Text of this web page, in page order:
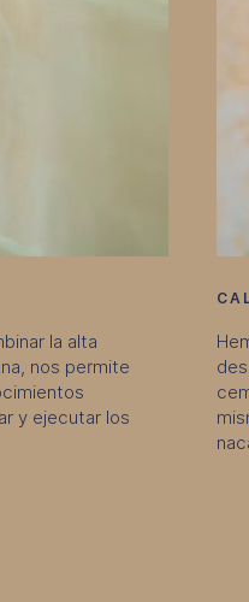
la alta
nos permite
y ejecutar los